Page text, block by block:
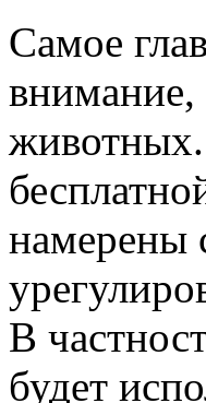
Самое
внимание,
намерены
В
будет